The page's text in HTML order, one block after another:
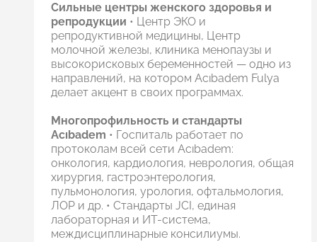
Сильные центры женского здоровья и
репродукции • Центр ЭКО и
репродуктивной медицины, Центр
молочной железы, клиника менопаузы и
высокорисковых беременностей — одно из
направлений, на котором Acıbadem Fulya
делает акцент в своих программах.
Многопрофильность и стандарты
Acıbadem • Госпиталь работает по
протоколам всей сети Acıbadem:
онкология, кардиология, неврология, общая
хирургия, гастроэнтерология,
пульмонология, урология, офтальмология,
ЛОР и др. • Стандарты JCI, единая
лабораторная и ИТ-система,
междисциплинарные консилиумы.